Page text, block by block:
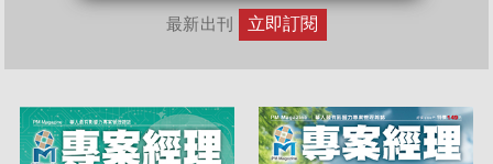
最新出刊 立即訂閱